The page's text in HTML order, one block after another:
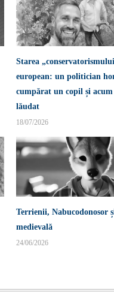
Starea
european: un politician
cumpărat un copil și acum
lăudat
18/07/2026
Terrienii, Nabucodonosor
medievală
24/06/2026